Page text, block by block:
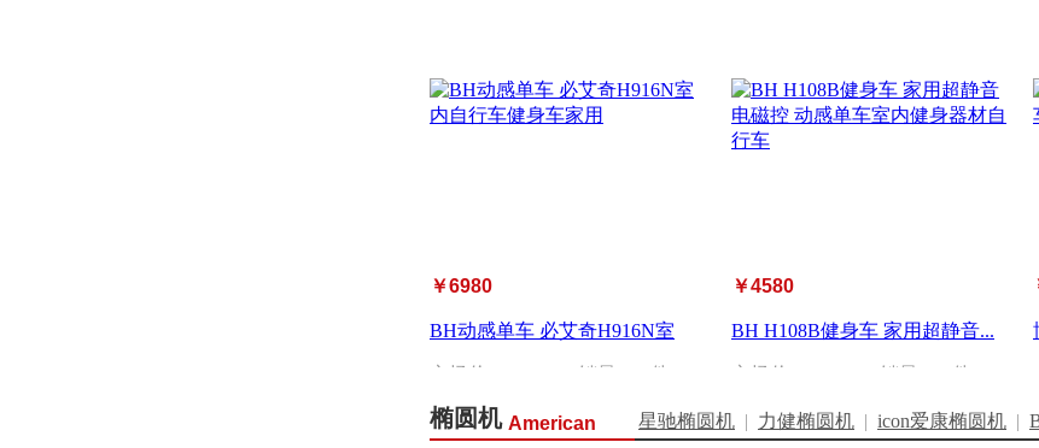
￥6980
BH动感单车 必艾奇H916N室
市场价：
| 销量： 件
￥4580
BH H108B健身车 家用超静音...
市场价： | 销量： 件
椭圆机 American 星驰椭圆机 | 力健椭圆机 | icon爱康椭圆机 |